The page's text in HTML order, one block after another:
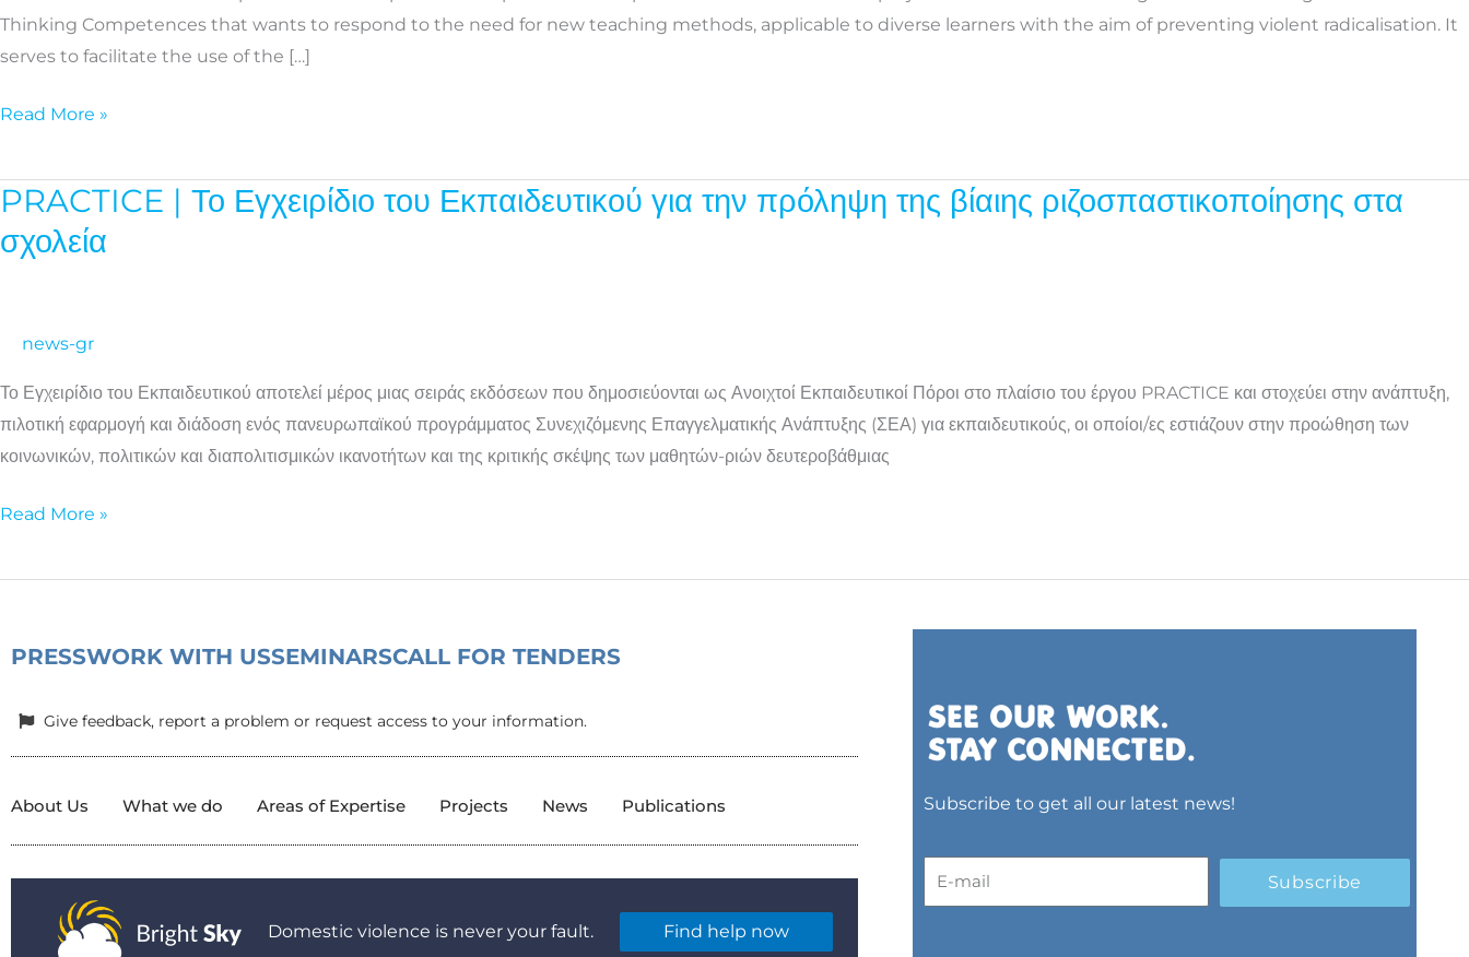
Thinking Competences that wants to respond to the need for new teaching methods, applicable to diverse learners with the aim of preventing violent radicalisation. It
serves to facilitate the use of the […]
the
Prevention
Violent
at
schools
Read More »
PRACTICE | Το Εγχειρίδιο του Εκπαιδευτικού για την πρόληψη της βίαιης ριζοσπαστικοποίησης στα
σχολεία
news-gr
Το Εγχειρίδιο του Εκπαιδευτικού αποτελεί μέρος μιας σειράς εκδόσεων που δημοσιεύονται ως Ανοιχτοί Εκπαιδευτικοί Πόροι στο πλαίσιο του έργου PRACTICE και στοχεύει στην ανάπτυξη,
πιλοτική εφαρμογή και διάδοση ενός πανευρωπαϊκού προγράμματος Συνεχιζόμενης Επαγγελματικής Ανάπτυξης (ΣΕΑ) για εκπαιδευτικούς, οι οποίοι/ες εστιάζουν στην προώθηση των
κοινωνικών, πολιτικών και διαπολιτισμικών ικανοτήτων και της κριτικής σκέψης των μαθητών-ριών δευτεροβάθμιας
PRACTICE
Το
Εκπαιδευτικού
για
την
πρόληψη
βίαιης
στα
Read More »
PRESSWORK WITH USSEMINARSCALL FOR TENDERS
Give feedback, report a problem or request access to your information.
About Us What we do Areas of Expertise Projects News Publications
Domestic violence is never your fault. Find help now
Subscribe to get all our latest news!
Subscribe